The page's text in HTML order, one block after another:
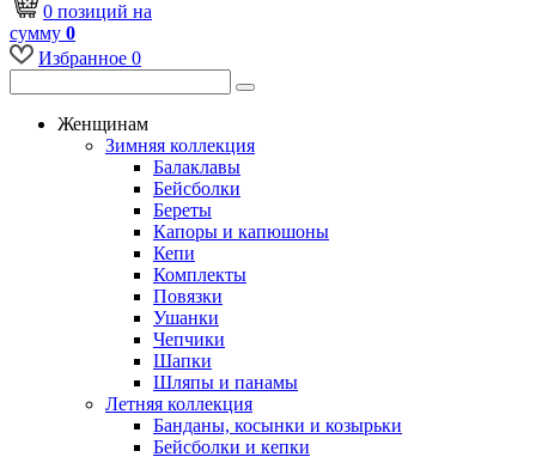
0 позиций на
сумму 0
Избранное 0
Женщинам
Зимняя коллекция
Балаклавы
Бейсболки
Береты
Капоры и капюшоны
Кепи
Комплекты
Повязки
Ушанки
Чепчики
Шапки
Шляпы и панамы
Летняя коллекция
Банданы, косынки и козырьки
Бейсболки и кепки